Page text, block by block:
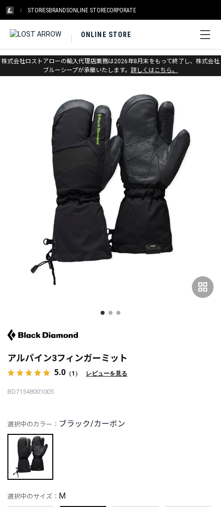
STORIESBRANDSONLINE STORECORPORATE
ONLINE STORE
株式会社ロストアローの輸入代理店業務は2026年8月末をもって終了し、株式会社
ブルーシープが承継いたします。 詳しくはこちら。
ホーム > ブラックダイヤモンド > グローブ > アイス
grid_view
アルパイン3フィンガーミット
5.0 （1） レビューを見る
BD71548001005
選択中のカラー： ブラック/カーボン
選択中のサイズ： M